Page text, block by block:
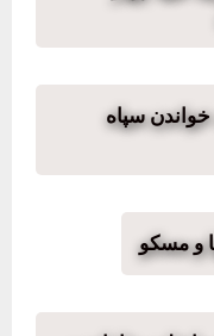
سپاه
و مسکو